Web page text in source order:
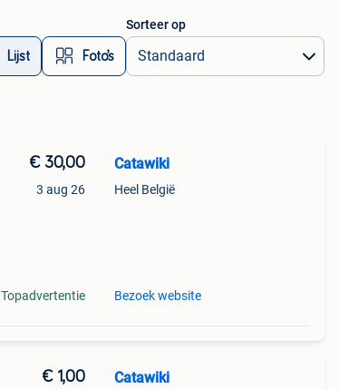
Lijst Foto’s
Sorteer op
€ 30,00
3 aug 26
Topadvertentie
Catawiki
Heel België
Bezoek website
€ 1,00 Catawiki